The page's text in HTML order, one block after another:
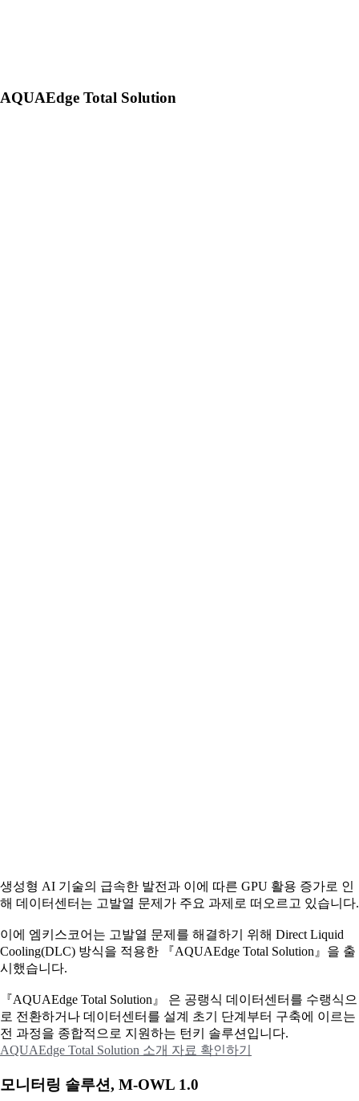
AQUAEdge Total Solution
생성형 AI 기술의 급속한 발전과 이에 따른 GPU 활용 증가로 인
해 데이터센터는 고발열 문제가 주요 과제로 떠오르고 있습니다.
이에 엠키스코어는 고발열 문제를 해결하기 위해 Direct Liquid
Cooling(DLC) 방식을 적용한 『AQUAEdge Total Solution』을 출
시했습니다.
『AQUAEdge Total Solution』 은 공랭식 데이터센터를 수랭식으
로 전환하거나 데이터센터를 설계 초기 단계부터 구축에 이르는
전 과정을 종합적으로 지원하는 턴키 솔루션입니다.
AQUAEdge Total Solution 소개 자료 확인하기
모니터링 솔루션, M-OWL 1.0